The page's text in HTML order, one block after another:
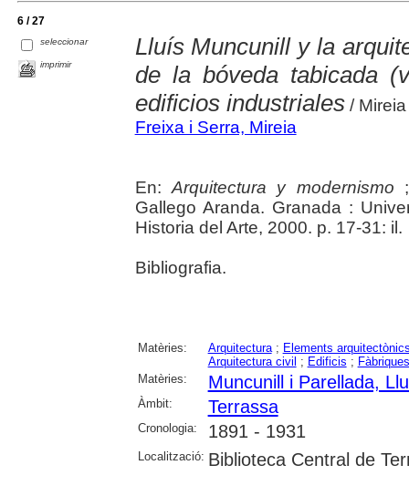
6 / 27
seleccionar
imprimir
Lluís Muncunill y la
de la bóveda tabicada
edificios industriales/ Mireia
Freixa i Serra, Mireia
En: Arquitectura y modernismo
Gallego Aranda. Granada :
Historia del Arte, 2000. p. 17-31: il.
Bibliografia.
Matèries: Arquitectura; Elements
Arquitectura civil ; Edificis ; Fàbriques
Matèries:
Muncunill i Parellada,
Àmbit: Terrassa
Cronologia: 1891 - 1931
Localització: Biblioteca Central de